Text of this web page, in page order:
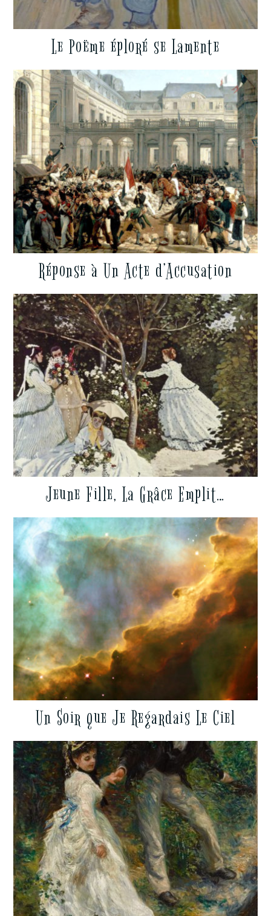
Le Poëme éploré se Lamente
Réponse à Un Acte d’Accusation
Jeune Fille, La Grâce Emplit…
Un Soir que Je Regardais Le Ciel